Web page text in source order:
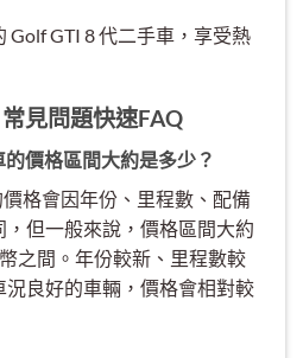
Golf GTI 8 代二手車，享受熱
見問題快速FAQ
的價格區間大約是多少？
格會因年份、里程數、配備
但一般來說，價格區間大約
之間。年份較新、里程數較
良好的車輛，價格會相對較